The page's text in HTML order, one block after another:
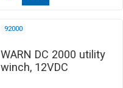
92000
WARN DC 2000 utility
winch, 12VDC